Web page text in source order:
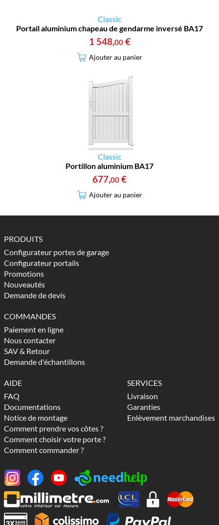
Classic
Portail aluminium chapeau de gendarme inversé BA17
1 548,00 €
Ajouter au panier
Classic
Portillon aluminium BA17
677,00 €
Ajouter au panier
PRODUITS
Configurateur portes de garage
Configurateur portails
Promotions
Nouveautés
Demande de devis
COMMANDES
Paiement en ligne
Nous contacter
SAV & Retour
Demande d'échantillons
AIDE
FAQ
Documentations
Notice de montage
Comment prendre vos côtes ?
Comment choisir votre porte ?
Comment commander ?
SERVICES
Livraison
Garanties
Enlèvement marchandises